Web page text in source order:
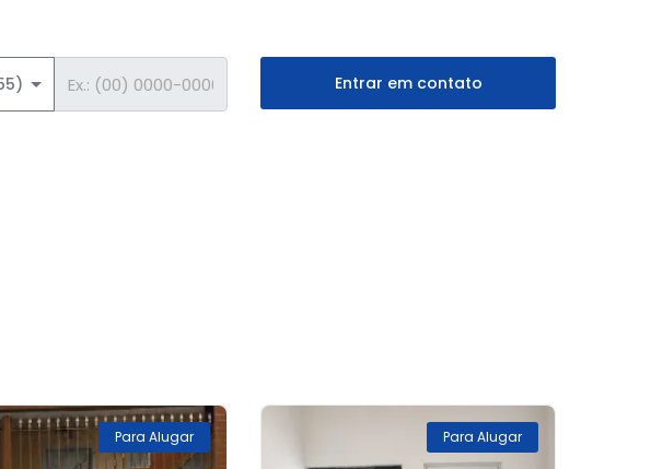
Entrar em contato
Para Alugar Para Alugar